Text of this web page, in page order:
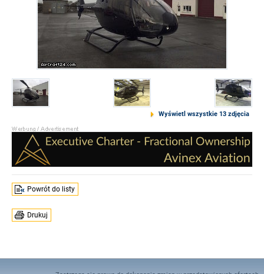
Wyświetl wszystkie 13 zdjęcia
Powrót do listy
Drukuj